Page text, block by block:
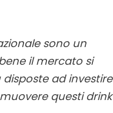
sono un
il mercato si
ad investire
questi drink